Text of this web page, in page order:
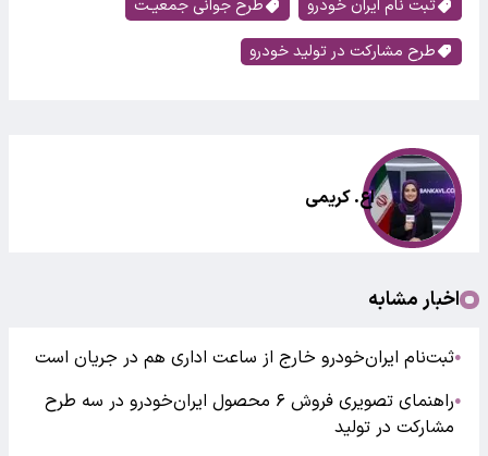
ثبت نام ایران خودرو
طرح جوانی جمعیـت
طرح مشارکت در تولید خودرو
اع. کریمی
اخبار مشابه
●ثبت‌نام ایران‌خودرو خارج از ساعت اداری هم در جریان است
●
راهنمای تصویری فروش ۶ محصول ایران‌خودرو در سه طرح
مشارکت در تولید